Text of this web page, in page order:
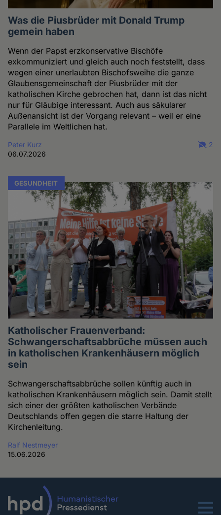
Was die Piusbrüder mit Donald Trump
gemein haben
Wenn der Papst erzkonservative Bischöfe
exkommuniziert und gleich auch noch feststellt, dass
wegen einer unerlaubten Bischofsweihe die ganze
Glaubensgemeinschaft der Piusbrüder mit der
katholischen Kirche gebrochen hat, dann ist das nicht
nur für Gläubige interessant. Auch aus säkularer
Außenansicht ist der Vorgang relevant – weil er eine
Parallele im Weltlichen hat.
Peter Kurz
06.07.2026
2
GESUNDHEIT
Katholischer Frauenverband:
Schwangerschaftsabbrüche müssen auch
in katholischen Krankenhäusern möglich
sein
Schwangerschaftsabbrüche sollen künftig auch in
katholischen Krankenhäusern möglich sein. Damit stellt
sich einer der größten katholischen Verbände
Deutschlands offen gegen die starre Haltung der
Kirchenleitung.
Ralf Nestmeyer
15.06.2026
Menu